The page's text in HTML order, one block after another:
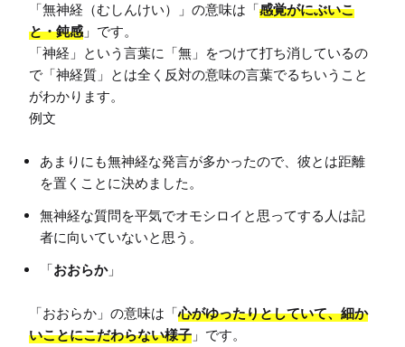
「無神経（むしんけい）」の意味は「感覚がにぶいこ
と・鈍感」です。
「神経」という言葉に「無」をつけて打ち消しているの
で「神経質」とは全く反対の意味の言葉でるちいうこと
がわかります。
あまりにも無神経な発言が多かったので、彼とは距離
を置くことに決めました。
無神経な質問を平気でオモシロイと思ってする人は記
者に向いていないと思う。
「おおらか」
「おおらか」の意味は「心がゆったりとしていて、細か
いことにこだわらない様子 」です。